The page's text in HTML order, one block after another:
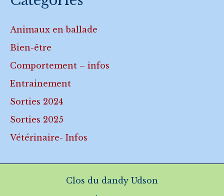
Animaux en ballade
Bien-être
Comportement – infos
Entrainement
Sorties 2024
Sorties 2025
Vétérinaire- Infos
Clos du dandy Udson